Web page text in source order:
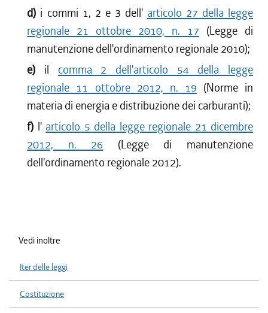
d) i commi 1, 2 e 3 dell' articolo 27 della legge
regionale 21 ottobre 2010, n. 17 (Legge di
manutenzione dell'ordinamento regionale 2010);
e) il comma 2 dell'articolo 54 della legge
regionale 11 ottobre 2012, n. 19 (Norme in
materia di energia e distribuzione dei carburanti);
f) l' articolo 5 della legge regionale 21 dicembre
2012, n. 26 (Legge di manutenzione
dell'ordinamento regionale 2012).
Vedi inoltre
Iter delle leggi
Costituzione